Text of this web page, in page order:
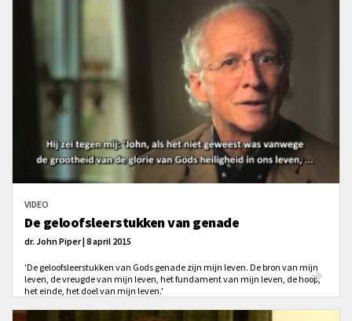
VIDEO
De geloofsleerstukken van genade
dr. John Piper | 8 april 2015
'De geloofsleerstukken van Gods genade zijn mijn leven. De bron van mijn
leven, de vreugde van mijn leven, het fundament van mijn leven, de hoop,
het einde, het doel van mijn leven.'